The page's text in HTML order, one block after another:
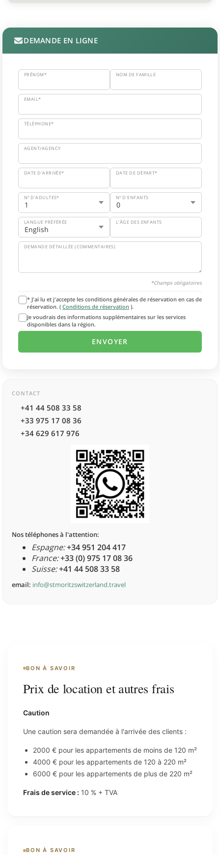
DEMANDE EN LIGNE
PRÉNOM* NOM DE FAMILLE
EMAIL*
TÉLÉPHONE*
AGENT/AGENCY
DATE D'ARRIVÉE* DATE DE DÉPART*
Nº D'ADULTES* Nº D'ENFANTS
LANGUE PRÉFÉRÉE L'ÂGE DES ENFANTS
DEMANDE DÉTAILLÉE (COMMENTAIRES)
*Champs obligatoires
* J'ai lu et j'accepte les conditions générales de réservation en cas de
réservation. ( Conditions de réservation ).
Je voudrais des informations supplémentaires sur les services
disponibles dans la région.
CONTACT
+41 44 508 33 58
+33 975 17 08 36
+34 629 617 976
Nos téléphones à l'attention:
Espagne:+34 951 204 417
France:+33 (0) 975 17 08 36
Suisse:+41 44 508 33 58
email: info@stmoritzswitzerland.travel
BON À SAVOIR
Prix de location et autres frais
Caution
Une caution sera demandée à l'arrivée des clients :
2000 € pour les appartements de moins de 120 m²
4000 € pour les appartements de 120 à 220 m²
6000 € pour les appartements de plus de 220 m²
Frais de service : 10 % + TVA
BON À SAVOIR